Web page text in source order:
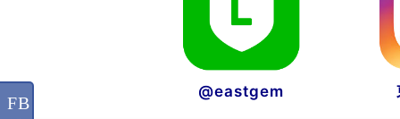
@eastgem
FB